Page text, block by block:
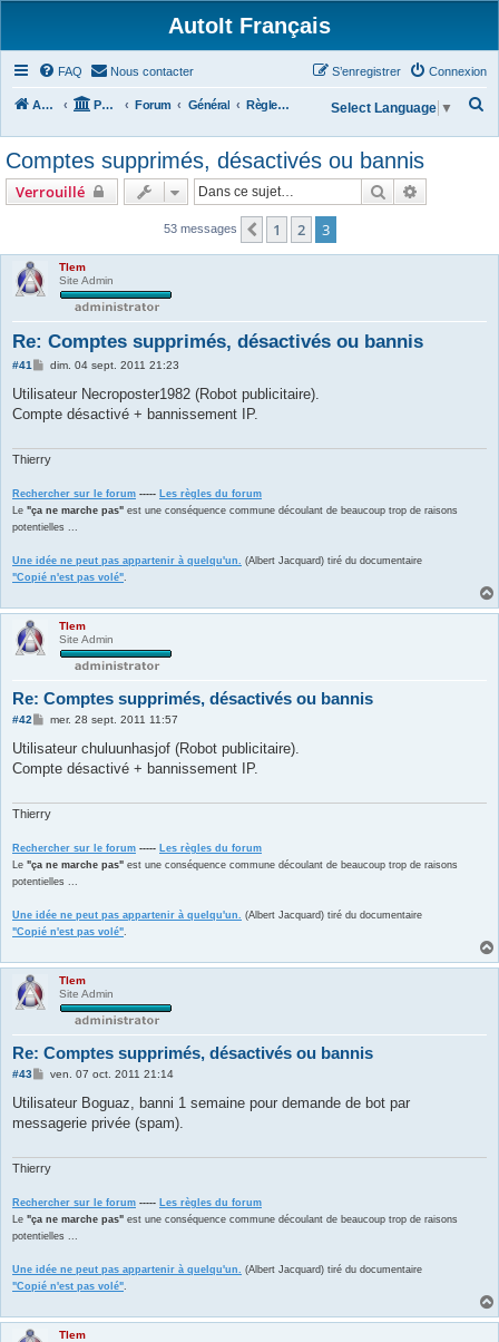
AutoIt Français
FAQ Nous contacter Connexion
S’enregistrer
Accueil Portail Forum Général Règles du Forum Select Language ▼
Comptes supprimés, désactivés ou bannis
Verrouillé Rechercher
53 messages Précédente
1 2 3
Tlem
Site Admin
Re: Comptes supprimés, désactivés ou bannis
#41
M
s
a
dim. 04 sept. 2011 21:23
Utilisateur Necroposter1982 (Robot publicitaire).
Compte désactivé + bannissement IP.
Thierry
Rechercher sur le forum -----
Les règles du forum
Le "ça ne marche pas" est une conséquence commune découlant de beaucoup trop de raisons
potentielles ...
Une idée ne peut pas appartenir à quelqu'un.
(Albert Jacquard) tiré du documentaire
"Copié n'est pas volé"
Tlem
Site Admin
Re: Comptes supprimés, désactivés ou bannis
#42
M
s
a
mer. 28 sept. 2011 11:57
Utilisateur chuluunhasjof (Robot publicitaire).
Compte désactivé + bannissement IP.
Thierry
Rechercher sur le forum -----
Les règles du forum
Le "ça ne marche pas" est une conséquence commune découlant de beaucoup trop de raisons
potentielles ...
Une idée ne peut pas appartenir à quelqu'un.
(Albert Jacquard) tiré du documentaire
"Copié n'est pas volé"
Tlem
Site Admin
Re: Comptes supprimés, désactivés ou bannis
#43
M
s
a
ven. 07 oct. 2011 21:14
Utilisateur Boguaz, banni 1 semaine pour demande de bot par
messagerie privée (spam).
Thierry
Rechercher sur le forum ----- Les règles du forum
Le "ça ne marche pas" est une conséquence commune découlant de beaucoup trop de raisons
potentielles ...
Une idée ne peut pas appartenir à quelqu'un. (Albert Jacquard) tiré du documentaire
"Copié n'est pas volé".
Tlem